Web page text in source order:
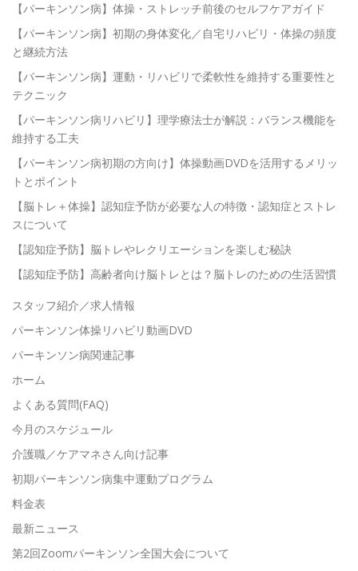
【パーキンソン病】体操・ストレッチ前後のセルフケアガイド
【パーキンソン病】初期の身体変化／自宅リハビリ・体操の頻度
と継続方法
【パーキンソン病】運動・リハビリで柔軟性を維持する重要性と
テクニック
【パーキンソン病リハビリ】理学療法士が解説：バランス機能を
維持する工夫
【パーキンソン病初期の方向け】体操動画DVDを活用するメリッ
トとポイント
【脳トレ＋体操】認知症予防が必要な人の特徴・認知症とストレ
スについて
【認知症予防】脳トレやレクリエーションを楽しむ秘訣
【認知症予防】高齢者向け脳トレとは？脳トレのための生活習慣
スタッフ紹介／求人情報
パーキンソン体操リハビリ動画DVD
パーキンソン病関連記事
ホーム
よくある質問(FAQ)
今月のスケジュール
介護職／ケアマネさん向け記事
初期パーキンソン病集中運動プログラム
料金表
最新ニュース
第2回Zoomパーキンソン全国大会について